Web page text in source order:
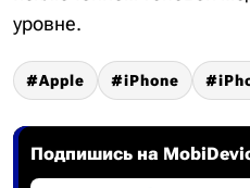
уровне.
Apple iPhone
Подпишись на